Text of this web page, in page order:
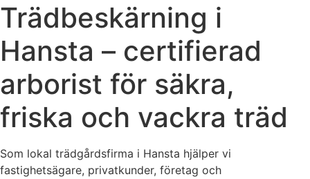
Trädbeskärning i
Hansta – certifierad
arborist för säkra,
friska och vackra träd
Som lokal trädgårdsfirma i Hansta hjälper vi
fastighetsägare, privatkunder, företag och